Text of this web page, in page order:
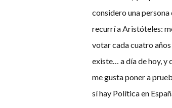
considero una
recurrí a Aristóteles:
votar cada cuatro años
existe… a día de hoy, y
me gusta poner a
sí hay Política en